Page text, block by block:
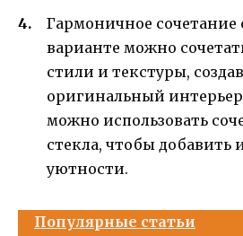
Гармоничное сочетание
варианте можно
стили и текстуры,
оригинальный
можно использовать
стекла, чтобы добавить
уютности.
Популярные статьи